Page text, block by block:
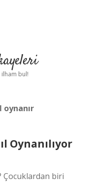
ilham bul!
oynanır
Oynanılıyor
Çocuklardan biri